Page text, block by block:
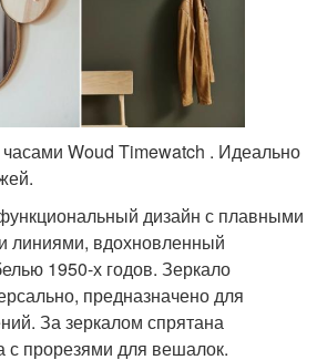
Woud Timewatch . Идеально
дизайн с плавными
линиями, вдохновленный
1950-х годов. Зеркало
предназначено для
За зеркалом спрятана
с прорезями для вешалок.